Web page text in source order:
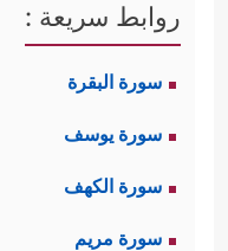
روابط سريعة :
سورة البقرة
سورة يوسف
سورة الكهف
سورة مريم